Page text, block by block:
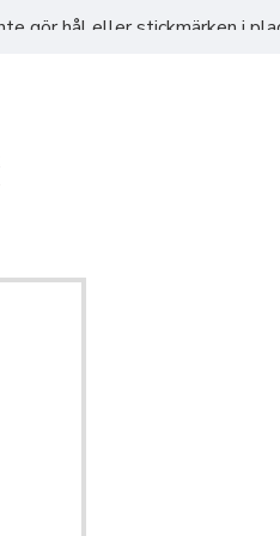
gör hål eller stickmärken i